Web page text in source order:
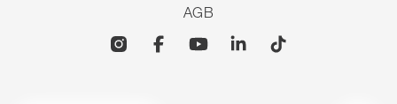
AGB
InstagramFacebookYouTubeLinkedin